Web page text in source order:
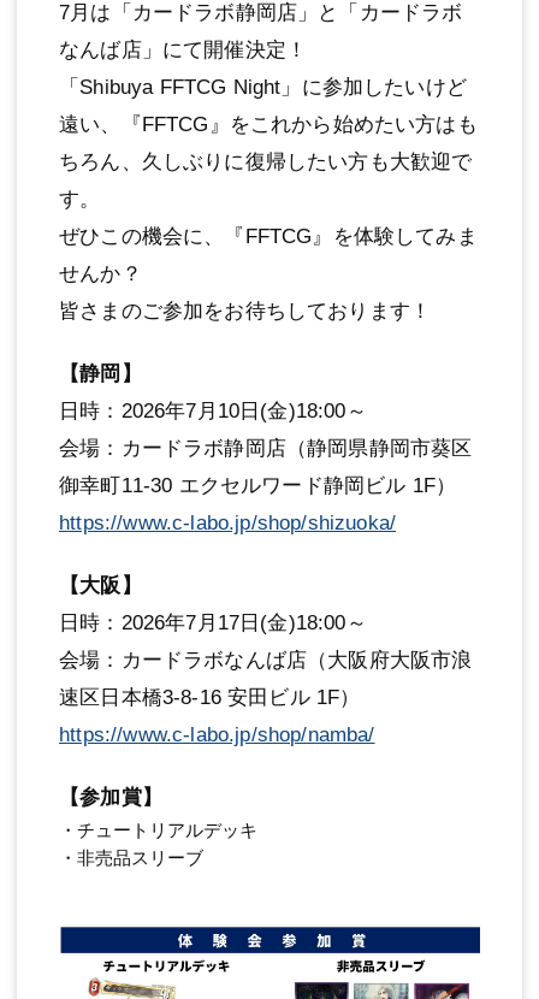
7月は「カードラボ静岡店」と「カードラボ
なんば店」にて開催決定！
「Shibuya FFTCG Night」に参加したいけど
遠い、『FFTCG』をこれから始めたい方はも
ちろん、久しぶりに復帰したい方も大歓迎で
す。
ぜひこの機会に、『FFTCG』を体験してみま
せんか？
皆さまのご参加をお待ちしております！
【静岡】
日時：2026年7月10日(金)18:00～
会場：カードラボ静岡店（静岡県静岡市葵区
御幸町11-30 エクセルワード静岡ビル 1F）
https://www.c-labo.jp/shop/shizuoka/
【大阪】
日時：2026年7月17日(金)18:00～
会場：カードラボなんば店（大阪府大阪市浪
速区日本橋3-8-16 安田ビル 1F）
https://www.c-labo.jp/shop/namba/
【参加賞】
・チュートリアルデッキ
・非売品スリーブ